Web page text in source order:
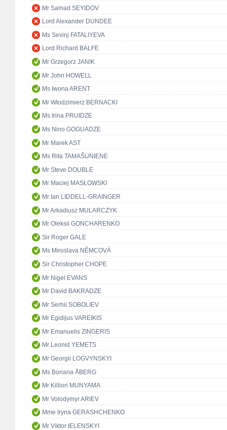
Mr Samad SEYIDOV
Lord Alexander DUNDEE
Ms Sevinj FATALIYEVA
Lord Richard BALFE
Mr Grzegorz JANIK
Mr John HOWELL
Ms Iwona ARENT
Mr Włodzimierz BERNACKI
Ms Irina PRUIDZE
Ms Nino GOGUADZE
Mr Marek AST
Ms Rita TAMAŠUNIENĖ
Mr Steve DOUBLE
Mr Maciej MASŁOWSKI
Mr Ian LIDDELL-GRAINGER
Mr Arkadiusz MULARCZYK
Mr Oleksii GONCHARENKO
Sir Roger GALE
Ms Miroslava NĚMCOVÁ
Sir Christopher CHOPE
Mr Nigel EVANS
Mr David BAKRADZE
Mr Serhii SOBOLIEV
Mr Egidijus VAREIKIS
Mr Emanuelis ZINGERIS
Mr Leonid YEMETS
Mr Georgii LOGVYNSKYI
Ms Boriana ÅBERG
Mr Killion MUNYAMA
Mr Volodymyr ARIEV
Mme Iryna GERASHCHENKO
Mr Viktor IELENSKYI